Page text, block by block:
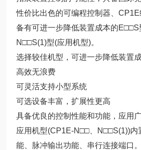
性价比出色的可编程控制器、CP1E
备有可进一步降低装置成本的E□□S
N□□S(1)型(应用机型)。
选择较佳机型，可进一步降低装置成
高效无浪费
可灵活支持小型系统
可选设备丰富，扩展性更高
具备优良的控制性能和功能，应用
应用机型(CP1E-N□□、N□□S(1))内
能、脉冲输出功能、串行连接端口。